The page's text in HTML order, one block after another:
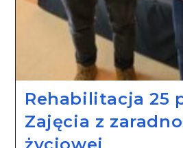
Rehabilitacja 25
Zajęcia z